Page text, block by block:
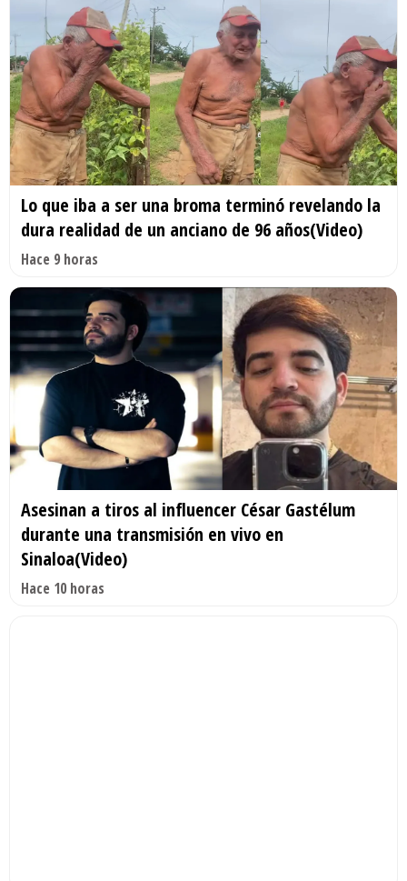
Lo que iba a ser una broma terminó revelando la
dura realidad de un anciano de 96 años(Video)
Hace 9 horas
Asesinan a tiros al influencer César Gastélum
durante una transmisión en vivo en
Sinaloa(Video)
Hace 10 horas